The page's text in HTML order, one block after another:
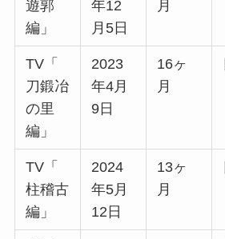
遊郭
編」
年12
月5日
月
TV「
刀鍛冶
の里
編」
2023
年4月
9日
16ヶ
月
TV「
柱稽古
編」
2024
年5月
12日
13ヶ
月